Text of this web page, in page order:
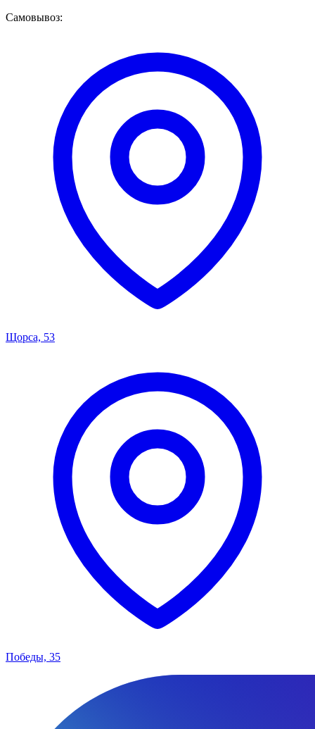
Самовывоз:
Щорса, 53
Победы, 35